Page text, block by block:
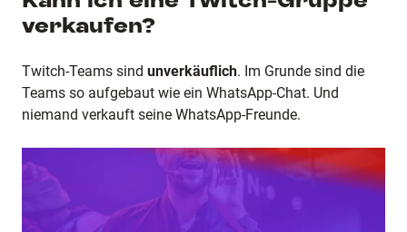
verkaufen?
Twitch-Teams sind unverkäuflich. Im Grunde sind die
Teams so aufgebaut wie ein WhatsApp-Chat. Und
niemand verkauft seine WhatsApp-Freunde.